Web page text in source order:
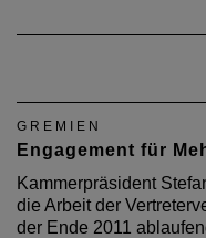
GREMIEN
Engagement für
Kammerpräsident
die Arbeit der
der Ende 2011